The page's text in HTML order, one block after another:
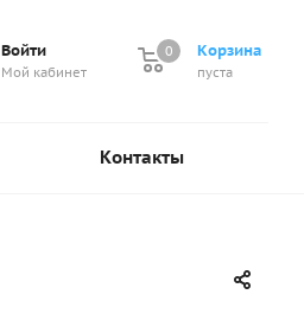
Корзина
0
пуста
0
Войти
Мой кабинет
Контакты